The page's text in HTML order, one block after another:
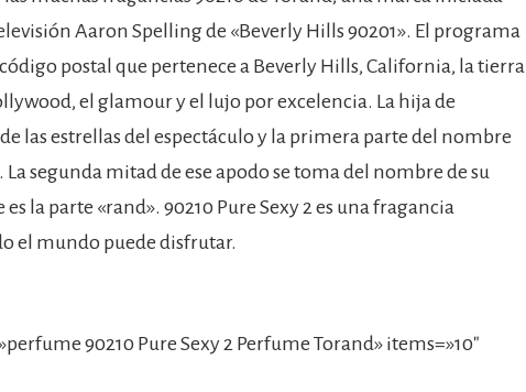
Aaron Spelling de «Beverly Hills 90201». El programa
postal que pertenece a Beverly Hills, California, la tierra
el glamour y el lujo por excelencia. La hija de
las estrellas del espectáculo y la primera parte del nombre
segunda mitad de ese apodo se toma del nombre de su
la parte «rand». 90210 Pure Sexy 2 es una fragancia
el mundo puede disfrutar.
90210 Pure Sexy 2 Perfume Torand» items=»10″